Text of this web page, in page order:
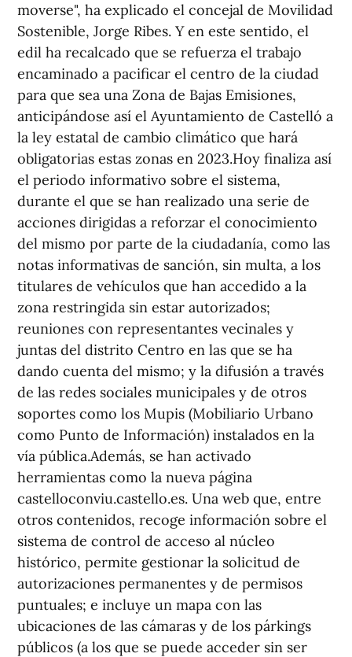
moverse", ha explicado el concejal de Movilidad
Sostenible, Jorge Ribes. Y en este sentido, el
edil ha recalcado que se refuerza el trabajo
encaminado a pacificar el centro de la ciudad
para que sea una Zona de Bajas Emisiones,
anticipándose así el Ayuntamiento de Castelló a
la ley estatal de cambio climático que hará
obligatorias estas zonas en 2023.Hoy finaliza así
el periodo informativo sobre el sistema,
durante el que se han realizado una serie de
acciones dirigidas a reforzar el conocimiento
del mismo por parte de la ciudadanía, como las
notas informativas de sanción, sin multa, a los
titulares de vehículos que han accedido a la
zona restringida sin estar autorizados;
reuniones con representantes vecinales y
juntas del distrito Centro en las que se ha
dando cuenta del mismo; y la difusión a través
de las redes sociales municipales y de otros
soportes como los Mupis (Mobiliario Urbano
como Punto de Información) instalados en la
vía pública.Además, se han activado
herramientas como la nueva página
castelloconviu.castello.es. Una web que, entre
otros contenidos, recoge información sobre el
sistema de control de acceso al núcleo
histórico, permite gestionar la solicitud de
autorizaciones permanentes y de permisos
puntuales; e incluye un mapa con las
ubicaciones de las cámaras y de los párkings
públicos (a los que se puede acceder sin ser